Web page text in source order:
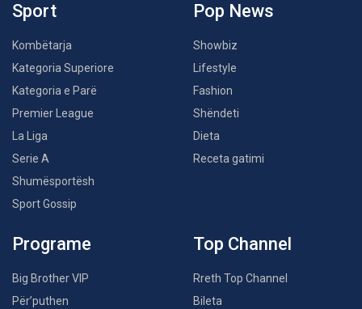
Sport
Kombëtarja
Kategoria Superiore
Kategoria e Parë
Premier League
La Liga
Serie A
Shumësportësh
Sport Gossip
Pop News
Showbiz
Lifestyle
Fashion
Shëndeti
Dieta
Receta gatimi
Programe
Big Brother VIP
Për’puthen
Top Channel
Rreth Top Channel
Bileta